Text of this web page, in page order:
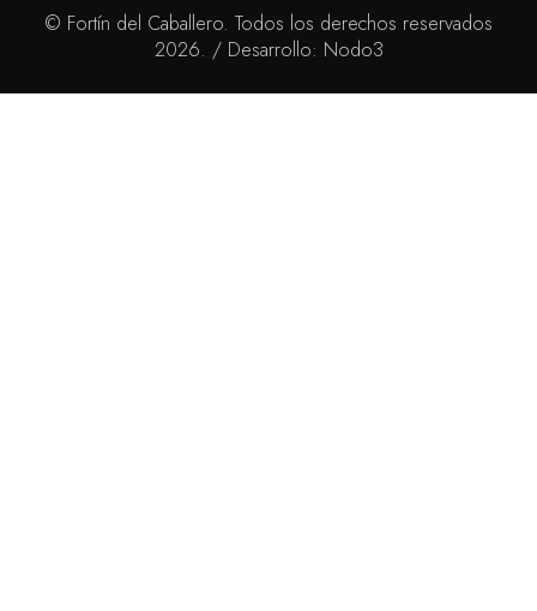
© Fortín del Caballero. Todos los derechos reservados
2026. / Desarrollo: Nodo3